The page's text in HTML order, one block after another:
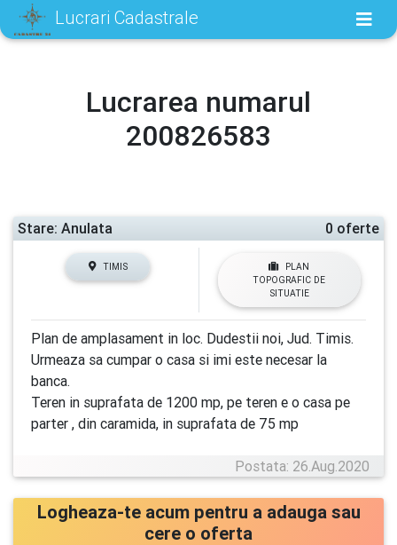
Lucrari Cadastrale
Lucrarea numarul
200826583
Stare: Anulata 0 oferte
TIMIS
PLAN
TOPOGRAFIC DE
SITUATIE
Plan de amplasament in loc. Dudestii noi, Jud. Timis.
Urmeaza sa cumpar o casa si imi este necesar la
banca.
Teren in suprafata de 1200 mp, pe teren e o casa pe
parter , din caramida, in suprafata de 75 mp
Postata: 26.Aug.2020
Logheaza-te acum pentru a adauga sau
cere o oferta